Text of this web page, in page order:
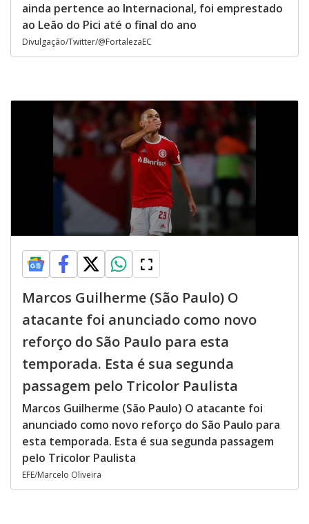
ainda pertence ao Internacional, foi emprestado
ao Leão do Pici até o final do ano
Divulgação/Twitter/@FortalezaEC
Marcos Guilherme (São Paulo) O
atacante foi anunciado como novo
reforço do São Paulo para esta
temporada. Esta é sua segunda
passagem pelo Tricolor Paulista
Marcos Guilherme (São Paulo) O atacante foi
anunciado como novo reforço do São Paulo para
esta temporada. Esta é sua segunda passagem
pelo Tricolor Paulista
EFE/Marcelo Oliveira